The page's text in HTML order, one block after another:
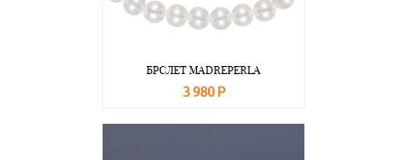
БРСЛЕТ MADREPERLA
3 980 Р